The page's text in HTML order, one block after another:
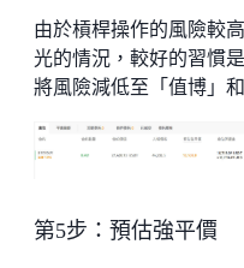
由於槓桿操作的風險較
光的情況，較好的習慣
將風險減低至「值博」
第5步：預估強平價